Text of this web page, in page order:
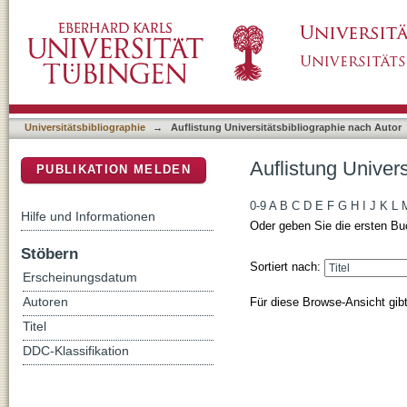
Universitätsbibliographie → Auflistung Universitätsbibliographie nach Autor
Auflistung
0-9 A B C D E F G H J K L
Oder geben Sie die ersten
Sortiert nach:
Für diese Browse-Ansicht
PUBLIKATION MELDEN
Hilfe und Informationen
Stöbern
Erscheinungsdatum
Autoren
Titel
DDC-Klassifikation